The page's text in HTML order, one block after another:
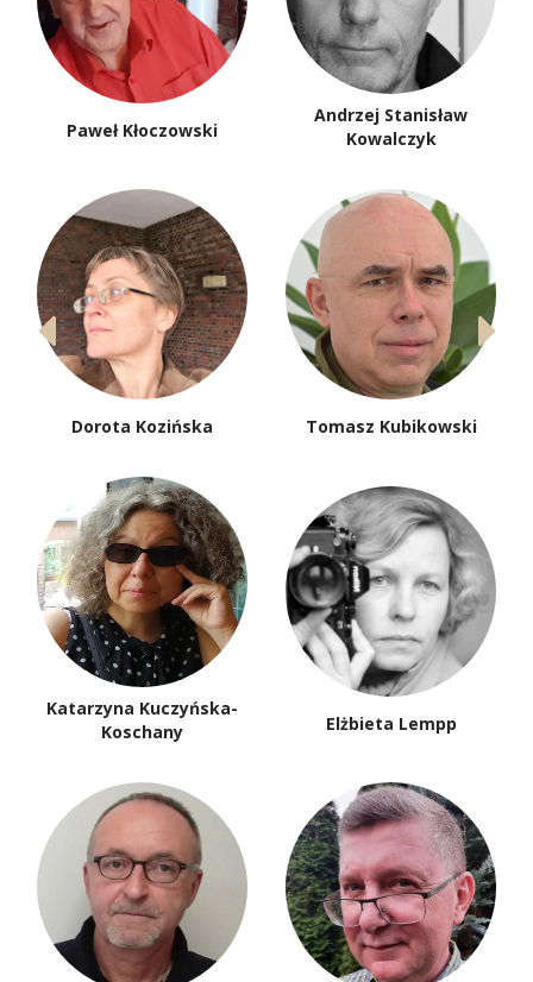
Roberto Salvadori Paula Sawicka
Annemarie
Schwarzenbach
ks. Jan Sochoń
Jerzy Stempowski Marian Sworzeń